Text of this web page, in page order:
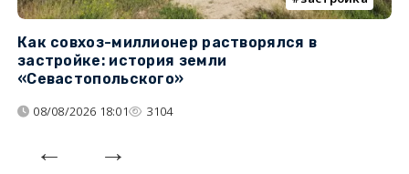
Как совхоз-миллионер растворялся в
застройке: история земли
«Севастопольского»
08/08/2026 18:01 3104